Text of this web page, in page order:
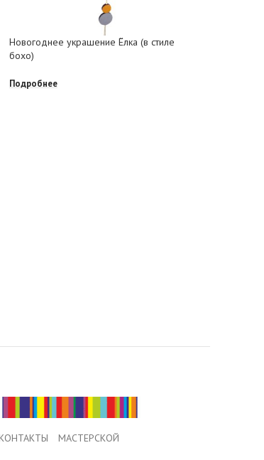
Новогоднее украшение Ёлка (в стиле
бохо)
Подробнее
МАСТЕРСКОЙ